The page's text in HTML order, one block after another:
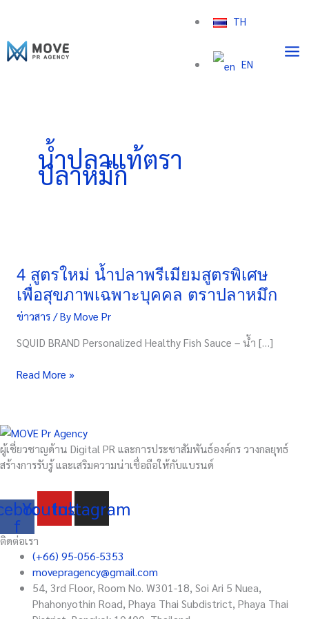
content
TH
EN
น้ำปลาแท้ตรา
ปลาหมึก
4 สูตรใหม่ น้ำปลาพรีเมียมสูตรพิเศษ
เพื่อสุขภาพเฉพาะบุคคล ตราปลาหมึก
ข่าวสาร/ ByMove Pr
SQUID BRAND Personalized Healthy Fish Sauce – น้ำ […]
ใหม่
น้ำปลา
พรีเมียม
สูตร
พิเศษ
เพื่อ
สุขภาพ
เฉพาะ
ปลาหมึก
Read More »
ผู้เชี่ยวชาญด้าน Digital PR และการประชาสัมพันธ์องค์กร วางกลยุทธ์
สร้างการรับรู้ และเสริมความน่าเชื่อถือให้กับแบรนด์
f
Youtube
Instagram
ติดต่อเรา
(+66) 95-056-5353
movepragency@gmail.com
54, 3rd Floor, Room No. W301-18, Soi Ari 5 Nuea,
Phahonyothin Road, Phaya Thai Subdistrict, Phaya Thai